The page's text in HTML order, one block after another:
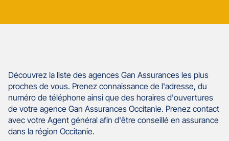
Découvrez la liste des agences Gan Assurances les plus
proches de vous. Prenez connaissance de l'adresse, du
numéro de téléphone ainsi que des horaires d'ouvertures
de votre agence Gan Assurances Occitanie. Prenez contact
avec votre Agent général afin d'être conseillé en assurance
dans la région Occitanie.